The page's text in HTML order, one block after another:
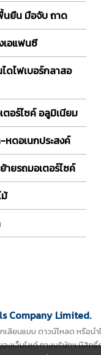
นยืน มือจับ ถาด
เอแฟนซี
ดไฟเบอร์กลาสอ
อร์ไซค์ อลูมิเนียม
ดอเนกประสงค์
ยรถมอเตอร์ไซค์
Company Limited.
ยนแบบ ดาวน์โหลด หรือน
งเว็บไซต์ ทางบริษัทฯ มีสิท